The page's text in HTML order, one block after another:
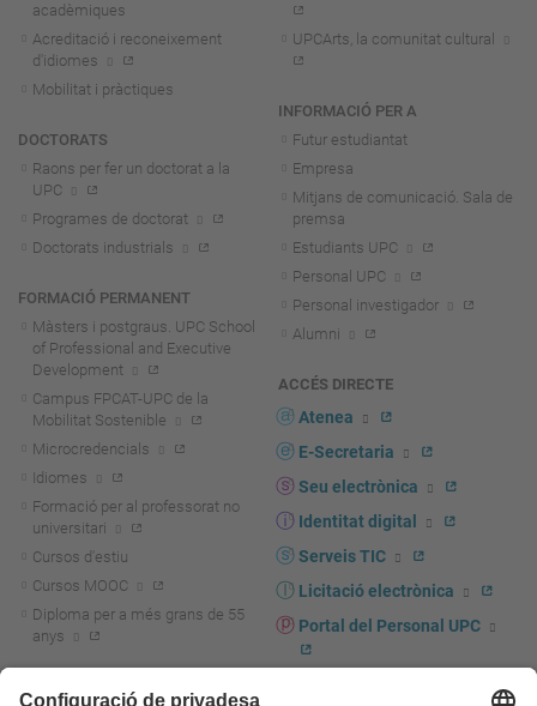
acadèmiques
Acreditació i reconeixement
d'idiomes
Mobilitat i pràctiques
DOCTORATS
Raons per fer un doctorat a la
UPC
Programes de doctorat
Doctorats industrials
FORMACIÓ PERMANENT
Màsters i postgraus. UPC School
of Professional and Executive
Development
Campus FPCAT-UPC de la
Mobilitat Sostenible
Microcredencials
Idiomes
Formació per al professorat no
universitari
Cursos d'estiu
Cursos MOOC
Diploma per a més grans de 55
anys
UPCArts, la comunitat cultural
INFORMACIÓ PER A
Futur estudiantat
Empresa
Mitjans de comunicació. Sala de
premsa
Estudiants UPC
Personal UPC
Personal investigador
Alumni
ACCÉS DIRECTE
Atenea
E-Secretaria
Seu electrònica
Identitat digital
Serveis TIC
Licitació electrònica
Portal del Personal UPC